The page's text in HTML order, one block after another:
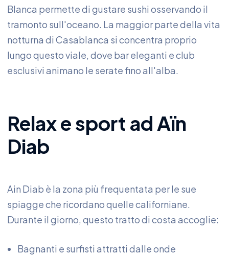
Blanca permette di gustare sushi osservando il
tramonto sull'oceano. La maggior parte della vita
notturna di Casablanca si concentra proprio
lungo questo viale, dove bar eleganti e club
esclusivi animano le serate fino all'alba.
Relax e sport ad Aïn
Diab
Ain Diab è la zona più frequentata per le sue
spiagge che ricordano quelle californiane.
Durante il giorno, questo tratto di costa accoglie:
Bagnanti e surfisti attratti dalle onde